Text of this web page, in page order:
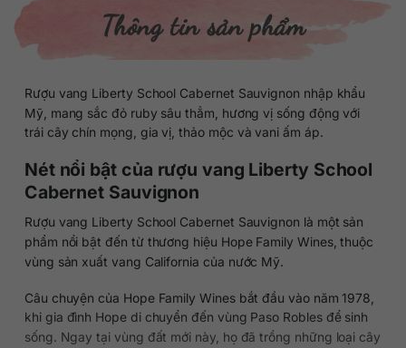
Thông tin sản phẩm
Rượu vang Liberty School Cabernet Sauvignon nhập khẩu
Mỹ, mang sắc đỏ ruby sâu thẳm, hương vị sống động với
trái cây chín mọng, gia vị, thảo mộc và vani ấm áp.
Nét nổi bật của rượu vang Liberty School
Cabernet Sauvignon
Rượu vang Liberty School Cabernet Sauvignon là một sản
phẩm nổi bật đến từ thương hiệu Hope Family Wines, thuộc
vùng sản xuất vang California của nước Mỹ.
Câu chuyện của Hope Family Wines bắt đầu vào năm 1978,
khi gia đình Hope di chuyển đến vùng Paso Robles để sinh
sống. Ngay tại vùng đất mới này, họ đã trồng những loại cây